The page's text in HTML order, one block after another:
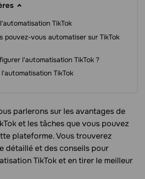
TikTok
pouvez-vous automatiser sur TikTok
l'automatisation TikTok ?
TikTok
parlerons sur les avantages de
et les tâches que vous pouvez
plateforme. Vous trouverez
détaillé et des conseils pour
TikTok et en tirer le meilleur